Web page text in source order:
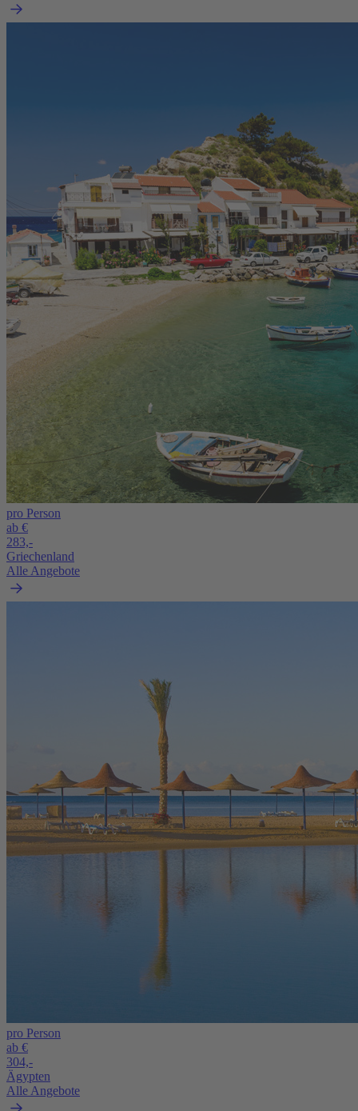
pro Person
ab €
283,-
Griechenland
Alle Angebote
pro Person
ab €
304,-
Ägypten
Alle Angebote